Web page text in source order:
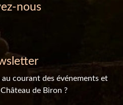
nous
courant des événements et
de Biron ?